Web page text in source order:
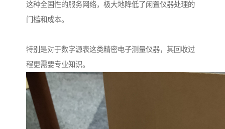
这种全国性的服务网络，极大地降低了闲置仪器处理的
门槛和成本。
特别是对于数字源表这类精密电子测量仪器，其回收过
程更需要专业知识。